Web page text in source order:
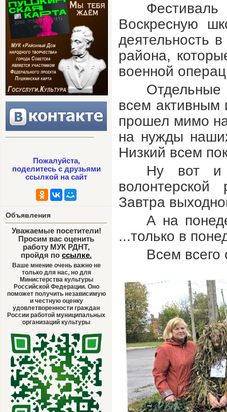
Пожалуйста,
поделитесь с друзьями
ссылкой на сайт
Объявления
Уважаемые посетители!
Просим вас оценить
работу МУК РДНТ,
пройдя по ссылке.
Ваше мнение очень важно не
только для нас, но для
Министерства культуры
Российской Федерации. Оно
поможет получить независимую
и честную оценку
удовлетворенности граждан
России работой муниципальных
организаций культуры
Воскресную
деятельность
района,
военной
Отдельные
всем активным
прошел мимо
на нужды
Низкий всем
Ну вот и
Завтра
А на
...только в
Всем всего